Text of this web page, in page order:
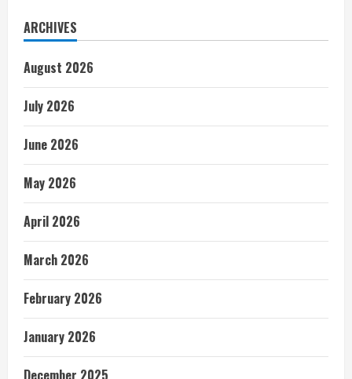
ARCHIVES
August 2026
July 2026
June 2026
May 2026
April 2026
March 2026
February 2026
January 2026
December 2025